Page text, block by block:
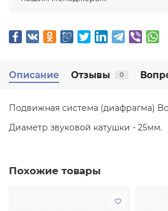
Описание Отзывы 0
Подвижная система (диафрагма)
Диаметр звуковой катушки - 25мм.
Похожие товары